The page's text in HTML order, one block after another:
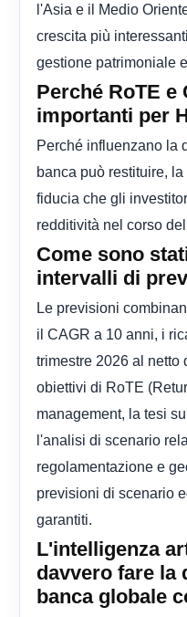
l'Asia e il Medio
crescita più
gestione patrimoniale
Perché RoTE e
importanti per
Perché influenzano la
banca può restituire,
fiducia che gli
redditività nel corso
Come sono
intervalli di
Le previsioni
il CAGR a 10 anni, i
trimestre 2026 al netto
obiettivi di RoTE
management, la tesi
l'analisi di scenario
regolamentazione e
previsioni di scenario
garantiti.
L'intelligenza
davvero fare la
banca globale